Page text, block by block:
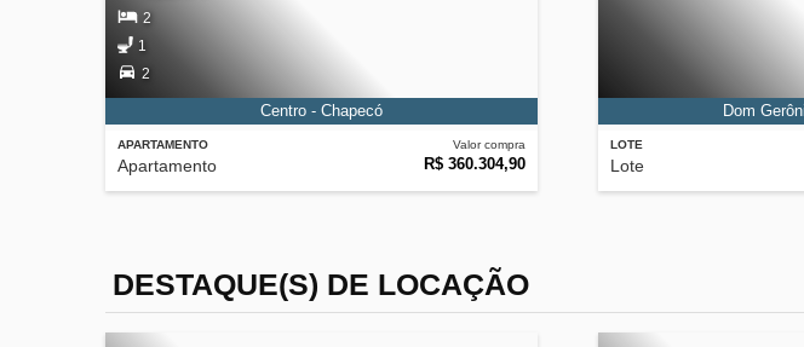
APARTAMENTO
Apartamento
Valor compra
R$ 360.304,90
2
1
2
Centro - Chapecó
LOTE
Lote
Dom
DESTAQUE(S) DE LOCAÇÃO